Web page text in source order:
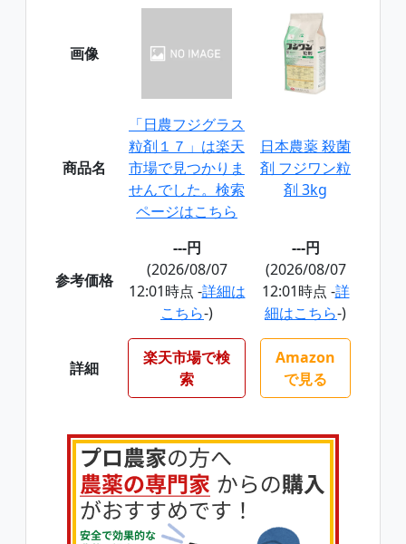
画像
商品名
「日農フジグラス
粒剤１７」は楽天
市場で見つかりま
せんでした。検索
ページはこちら
日本農薬 殺菌
剤 フジワン粒
剤 3kg
参考価格
---円
(2026/08/07
12:01時点 -詳細は
こちら-)
---円
(2026/08/07
12:01時点 -詳
細はこちら-)
詳細
楽天市場で検
索
Amazon
で見る